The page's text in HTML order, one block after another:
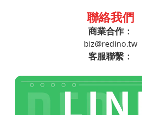
聯絡我們
商業合作：
biz@redino.tw
客服聯繫：